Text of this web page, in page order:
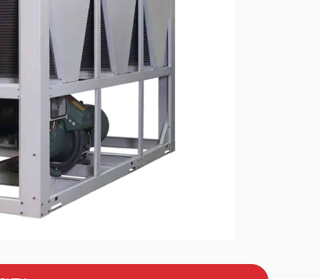
Підбір дизельних генераторів
за потужністю
Дизельні генератори
середньої напруги 6-10 кВт
Дизель-генераторні
установки у контейнерному
виконанні
Проекти резервного та
автономного
енергопостачання “під ключ”
Дистанційний моніторинг
дизель-генераторів
кондиціонери